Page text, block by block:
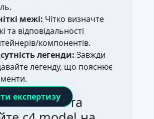
межі: Чітко визначте
та відповідальності
компонентів.
легенди: Завжди
легенду, що пояснює
знання та
експертизу